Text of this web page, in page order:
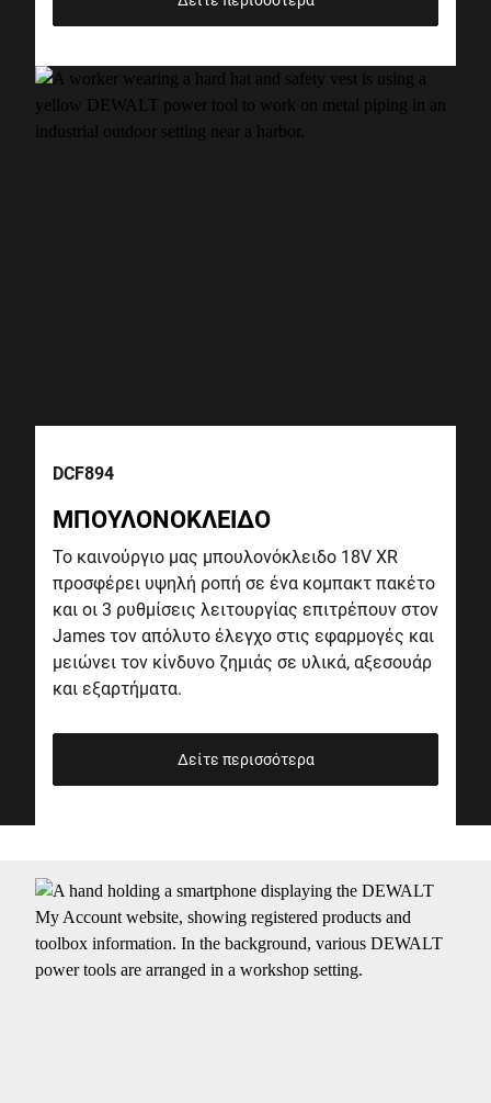
DCF894
ΜΠΟΥΛΟΝΟΚΛΕΙΔΟ
Το καινούργιο μας μπουλονόκλειδο 18V XR
προσφέρει υψηλή ροπή σε ένα κομπακτ πακέτο
και οι 3 ρυθμίσεις λειτουργίας επιτρέπουν στον
James τον απόλυτο έλεγχο στις εφαρμογές και
μειώνει τον κίνδυνο ζημιάς σε υλικά, αξεσουάρ
και εξαρτήματα.
Δείτε περισσότερα